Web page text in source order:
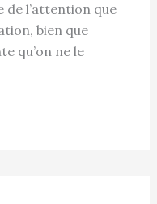
de l’attention que
bien que
qu’on ne le